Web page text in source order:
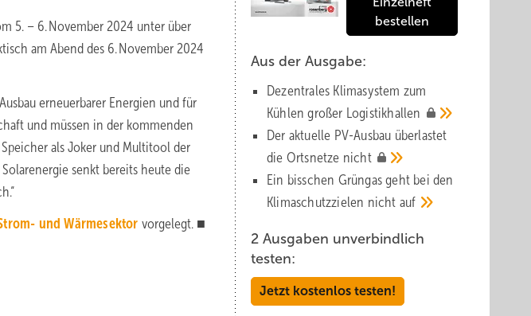
5. – 6. November 2024 unter über
am Abend des 6. November 2024
erneuerbarer Energien und für
und müssen in der kommenden
als Joker und Multitool der
senkt bereits heute die
und Wärmesektor vorgelegt. ■
bestellen
Aus der Ausgabe:
Dezentrales Klimasystem zum
Kühlen großer Logistik­hallen
Der aktuelle PV-Ausbau über­lastet
die Orts­netze nicht
Ein bisschen Grüngas geht bei den
Klima­schutz­zielen nicht auf
2 Ausgaben unverbindlich
testen:
Jetzt kostenlos testen!